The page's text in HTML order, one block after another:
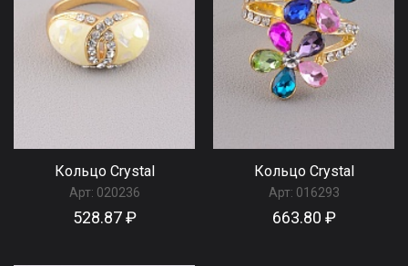
Кольцо Сrystal
Арт: 020236
528.87 ₽
Кольцо Сrystal
Арт: 016293
663.80 ₽